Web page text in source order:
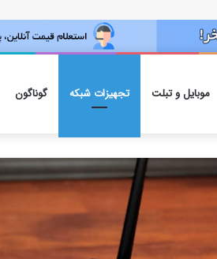
موبایل و تبلت تجهیزات شبکه گوناگون